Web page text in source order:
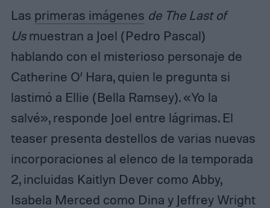
Las primeras imágenes de The Last of
Usmuestran a Joel (Pedro Pascal)
hablando con el misterioso personaje de
Catherine O’ Hara, quien le pregunta si
lastimó a Ellie (Bella Ramsey). «Yo la
salvé», responde Joel entre lágrimas. El
teaser presenta destellos de varias nuevas
incorporaciones al elenco de la temporada
2, incluidas Kaitlyn Dever como Abby,
Isabela Merced como Dina y Jeffrey Wright